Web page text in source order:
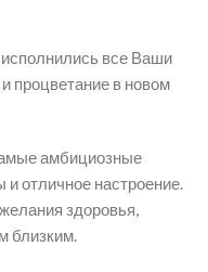
все Ваши
процветание в новом
амбициозные
отличное настроение.
здоровья,
близким.